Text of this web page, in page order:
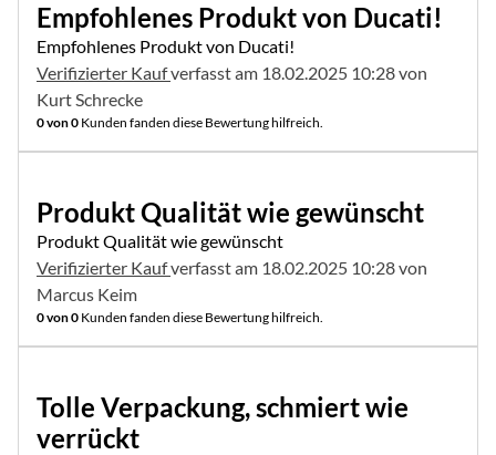
Empfohlenes Produkt von Ducati!
Empfohlenes Produkt von Ducati!
Verifizierter Kaufverfasst am 18.02.2025 10:28 von
Kurt Schrecke
0 von 0 Kunden fanden diese Bewertung hilfreich.
Produkt Qualität wie gewünscht
Produkt Qualität wie gewünscht
Verifizierter Kaufverfasst am 18.02.2025 10:28 von
Marcus Keim
0 von 0 Kunden fanden diese Bewertung hilfreich.
Tolle Verpackung, schmiert wie
verrückt